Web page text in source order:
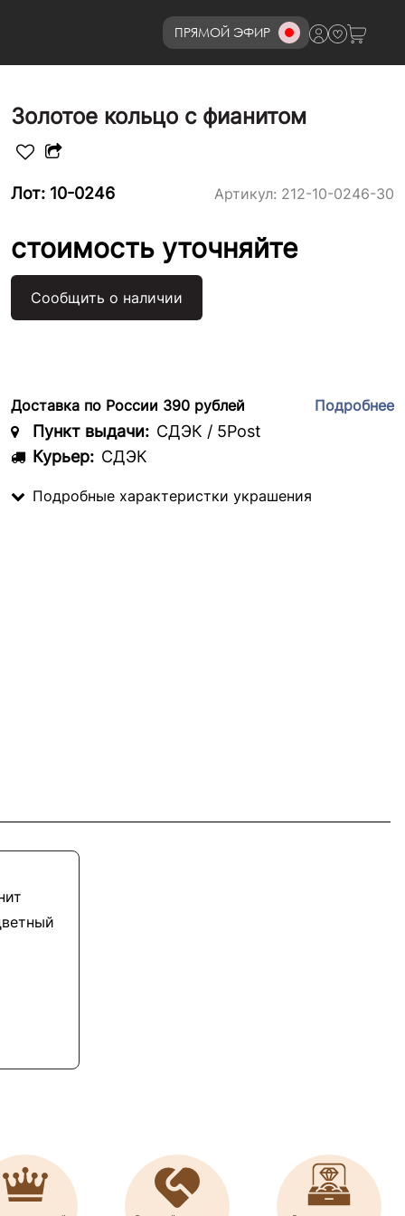
ПРЯМОЙ ЭФИР8 (800)777-72-69
Золотое кольцо с фианитом
Лот: 10-0246 Артикул: 212-10-0246-30
стоимость уточняйте
Сообщить о наличии
Доставка по России 390 рублей Подробнее
Пункт выдачи: СДЭК / 5Post
Курьер: СДЭК
Подробные характеристки украшения